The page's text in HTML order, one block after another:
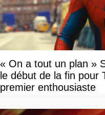
« On a tout un plan »
le début de la fin pour
premier enthousiaste